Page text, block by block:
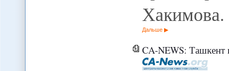
Дальше
CA-NEWS: Ташкент и